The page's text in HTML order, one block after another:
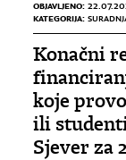
OBJAVLJENO:
KATEGORIJA:
Konačni
koje
ili
Sjever za